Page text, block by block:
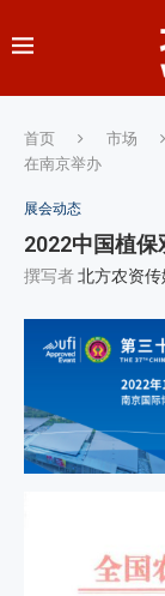
首页 市场
在南京举办
展会动态
2022中国植
撰写者北方农资传